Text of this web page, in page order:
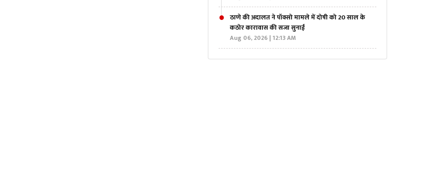
ठाणे की अदालत ने पॉक्सो मामले में दोषी को 20 साल के
कठोर कारावास की सजा सुनाई
Aug 06, 2026 | 12:13 AM